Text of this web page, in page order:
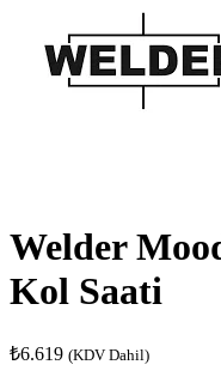
Welder
Kol Saati
₺6.619 (KDV Dahil)